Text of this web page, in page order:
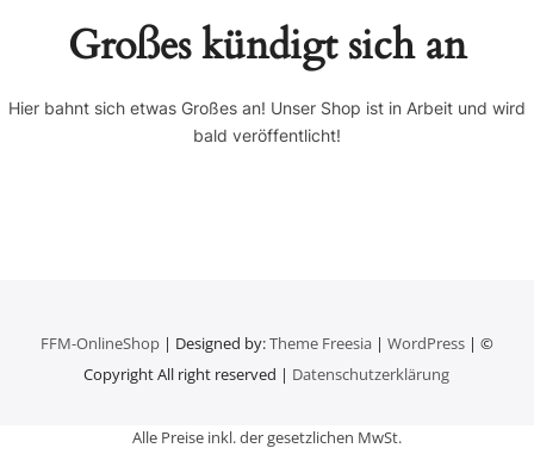
Großes kündigt sich an
Hier bahnt sich etwas Großes an! Unser Shop ist in Arbeit und wird
bald veröffentlicht!
FFM-OnlineShop| Designed by:Theme Freesia| WordPress| ©
Copyright All right reserved | Datenschutzerklärung
Alle Preise inkl. der gesetzlichen MwSt.